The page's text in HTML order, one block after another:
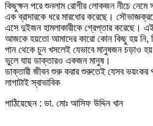
কিছুক্ষন পরে শুনলাম রোগীর লোকজন নীচে নেমে
এক ব্রাদারকে ধরে মারধোর করেছে।
এসে দুইজন হামলাকারীকে গ্রেপ্তার করেছে।
আজকে হয়তো আমাদের কারো কোন কিছু হয় নি,
পান থেকে চুন খসলেই যেভাবে মানুষজন চড়াও
ভুলে যায় ডাক্তারও একজন মানুষ।
ডাক্তারী জীবন শুরু করার শুরুতেই যেসব ভয়ংকর
লাগাটাই স্বাভাবিক
পাঠিয়েছেন : ডা. মোঃ আসিফ উদ্দিন খান